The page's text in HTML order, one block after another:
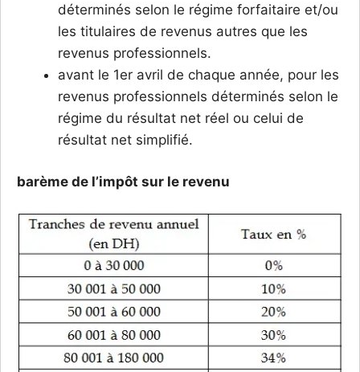
déterminés selon le régime forfaitaire et/ou
les titulaires de revenus autres que les
revenus professionnels.
avant le 1er avril de chaque année, pour les
revenus professionnels déterminés selon le
régime du résultat net réel ou celui de
résultat net simplifié.
barème de l’impôt sur le revenu